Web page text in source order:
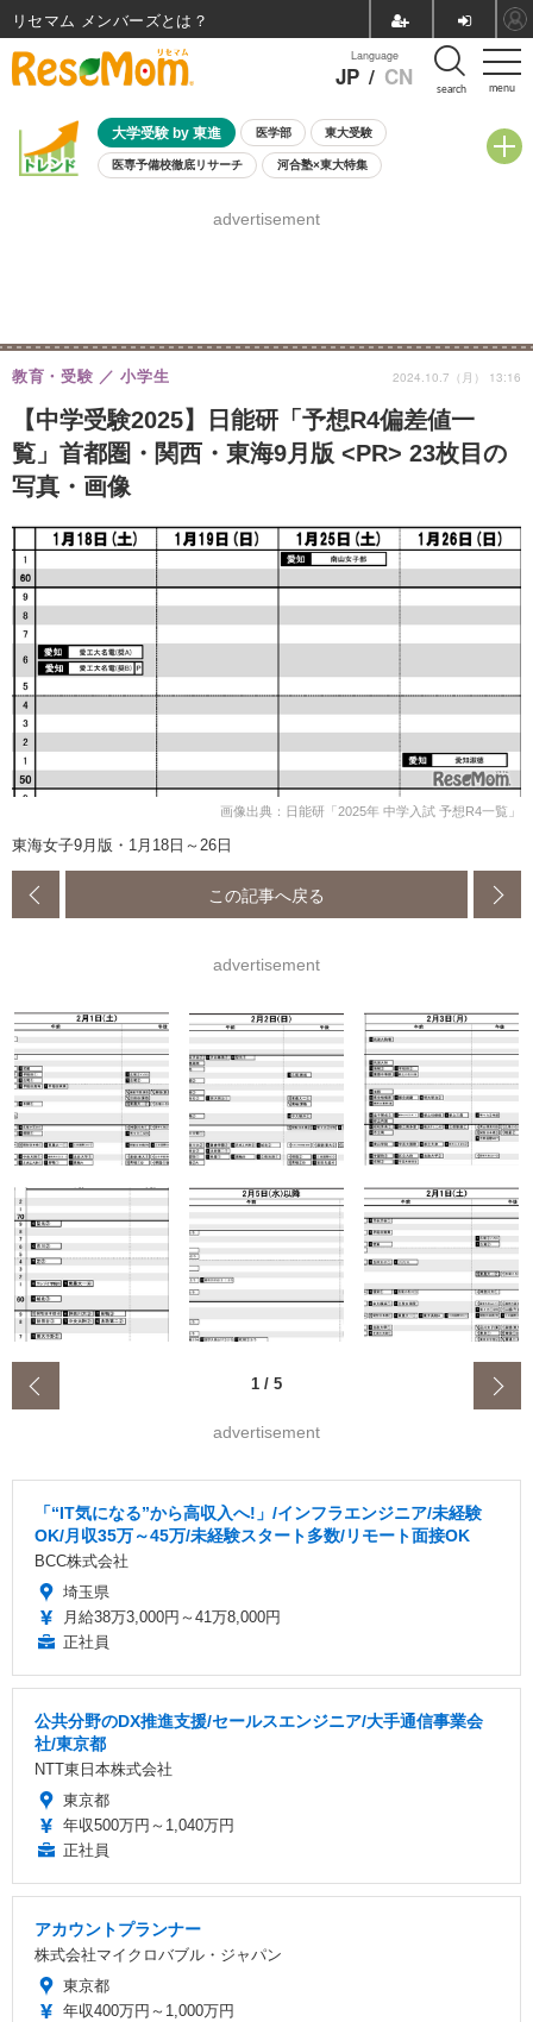
menu
Language
JP / CN search
大学受験 by 東進 医学部 東大受験
医専予備校徹底リサーチ 河合塾×東大特集
8月開催学校説明会・相談会
advertisement
【中学受験2025】日能研「予想R4偏差値一
覧」首都圏・関西・東海9月版 <PR> 23枚目の
写真・画像
教育・受験 小学生 2024.10.7（月） 13:16
画像出典：日能研「2025年 中学入試 予想R4一覧」
東海女子9月版・1月18日～26日
この記事へ戻る
advertisement
1 / 5
advertisement
「“IT気になる”から高収入へ!」/インフラエンジニア/未経験
OK/月収35万～45万/未経験スタート多数/リモート面接OK
BCC株式会社
埼玉県
月給38万3,000円～41万8,000円
正社員
公共分野のDX推進支援/セールスエンジニア/大手通信事業会
社/東京都
NTT東日本株式会社
東京都
年収500万円～1,040万円
正社員
アカウントプランナー
株式会社マイクロバブル・ジャパン
東京都
年収400万円～1,000万円
リセマム メンバーズ